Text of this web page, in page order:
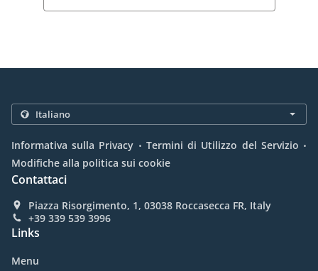
Informativa sulla Privacy . Termini di Utilizzo del Servizio .
Modifiche alla politica sui cookie
Contattaci
Piazza Risorgimento, 1, 03038 Roccasecca FR, Italy
+39 339 539 3996
Links
Menu